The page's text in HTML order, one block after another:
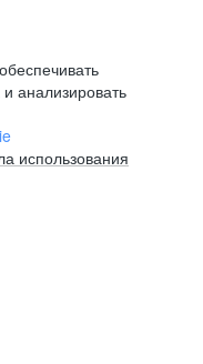
анализировать
использования